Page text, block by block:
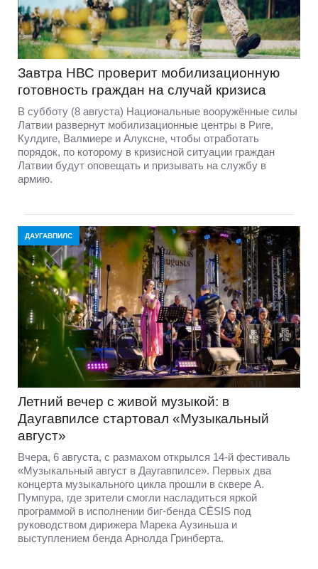
Завтра НВС проверит мобилизационную
готовность граждан на случай кризиса
В субботу (8 августа) Национальные вооружённые силы
Латвии развернут мобилизационные центры в Риге,
Кулдиге, Валмиере и Алуксне, чтобы отработать
порядок, по которому в кризисной ситуации граждан
Латвии будут оповещать и призывать на службу в
армию.
ДАУГАВПИЛС
Летний вечер с живой музыкой: в
Даугавпилсе стартовал «Музыкальный
август»
Вчера, 6 августа, с размахом открылся 14-й фестиваль
«Музыкальный август в Даугавпилсе». Первых два
концерта музыкального цикла прошли в сквере А.
Пумпура, где зрители смогли насладиться яркой
программой в исполнении биг-бенда CĒSIS под
руководством дирижера Марека Аузиньша и
выступлением бенда Арнолда Гринберта.